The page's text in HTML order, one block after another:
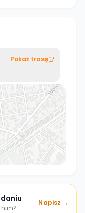
Pokaż trasę
nim?
Napisz →